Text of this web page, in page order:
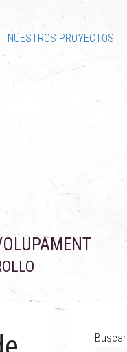
NUESTROS PROYECTOS
Buscar